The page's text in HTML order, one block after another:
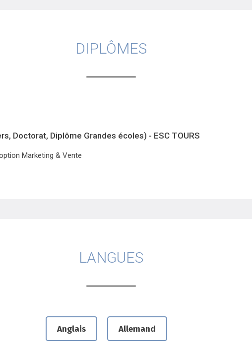
DIPLÔMES
Doctorat, Diplôme Grandes écoles) - ESC TOURS
Marketing & Vente
LANGUES
Anglais Allemand